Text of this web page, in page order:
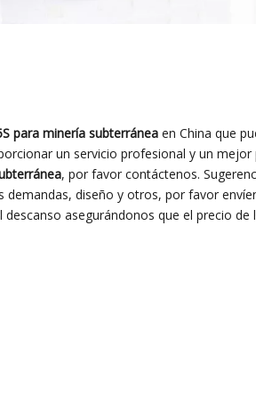
para minería subterránea en China que
un servicio profesional y un mejor
, por favor contáctenos.
demandas, diseño y otros, por favor
asegurándonos que el precio de